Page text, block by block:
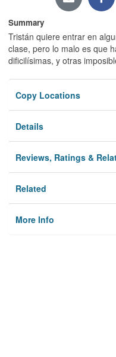
Summary
Tristán quiere entrar en
clase, pero lo malo es que
dificilísimas, y otras
Copy Locations
Details
Reviews, Ratings &
Related
More Info